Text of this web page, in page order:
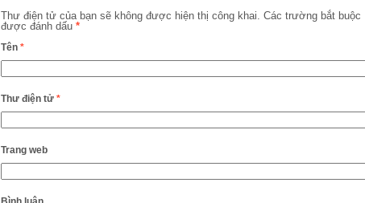
Thư điện tử của bạn sẽ không được hiện thị công khai. Các trường bắt buộc
được đánh dấu *
Tên *
Thư điện tử *
Trang web